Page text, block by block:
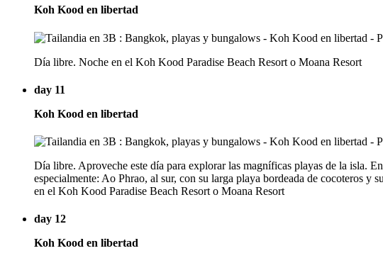
Koh Kood en libertad
Día libre. Noche en el Koh Kood Paradise Beach Resort o Moana Resort
day 11
Koh Kood en libertad
Día libre. Aproveche este día para explorar las magníficas playas de la isla.
especialmente: Ao Phrao, al sur, con su larga playa bordeada de cocoteros y
en el Koh Kood Paradise Beach Resort o Moana Resort
day 12
Koh Kood en libertad